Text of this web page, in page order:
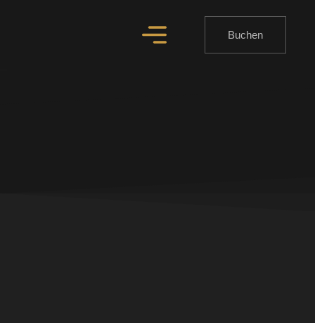
Buchen